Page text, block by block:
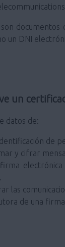
son
un DNI
un
datos de:
de
y cifrar
las
de una